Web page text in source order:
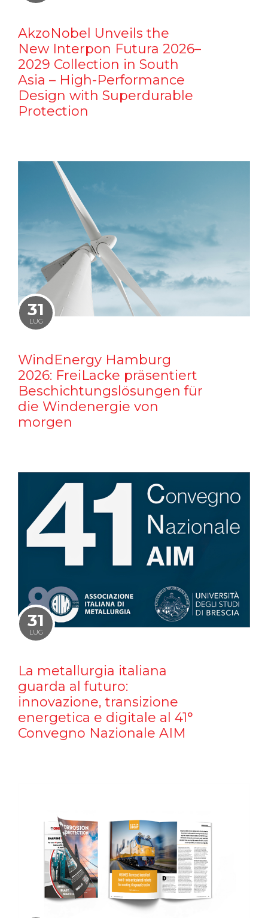
AkzoNobel Unveils the
New Interpon Futura 2026–
2029 Collection in South
Asia – High-Performance
Design with Superdurable
Protection
31
LUG
WindEnergy Hamburg
2026: FreiLacke präsentiert
Beschichtungslösungen für
die Windenergie von
morgen
31
LUG
La metallurgia italiana
guarda al futuro:
innovazione, transizione
energetica e digitale al 41°
Convegno Nazionale AIM